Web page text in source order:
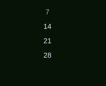
7
14
21
28